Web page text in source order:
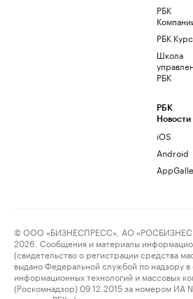
РБК
РБК
Школа
РБК
РБК
Новости
iOS
Android
© ООО «БИЗНЕСПРЕСС», АО
2026. Сообщения и материалы
(свидетельство о регистрации средства
выдано Федеральной службой по надзору в
информационных технологий и массовых
(Роскомнадзор) 09.12.2015 за номером ИА